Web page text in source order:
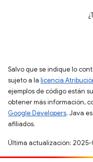
Salvo que se indique lo
sujeto a la licencia
ejemplos de código están
obtener más información,
Google Developers. Java
afiliados.
Última actualización: 2025-